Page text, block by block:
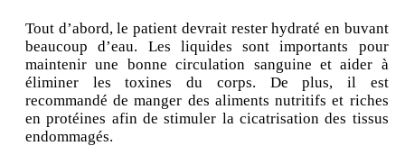
Tout d’abord, le patient devrait rester hydraté en buvant
beaucoup d’eau. Les liquides sont importants pour
maintenir une bonne circulation sanguine et aider à
éliminer les toxines du corps. De plus, il est
recommandé de manger des aliments nutritifs et riches
en protéines afin de stimuler la cicatrisation des tissus
endommagés.